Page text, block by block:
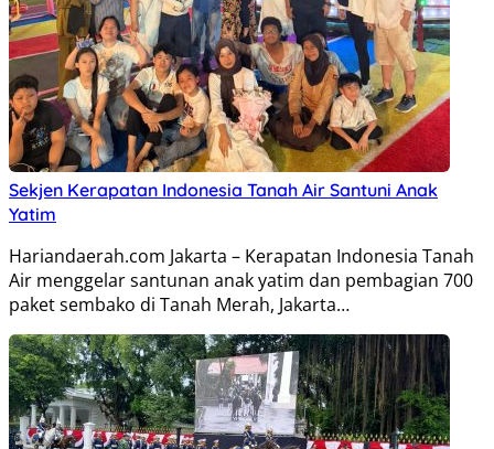
Sekjen Kerapatan Indonesia Tanah Air Santuni Anak
Yatim
Hariandaerah.com Jakarta – Kerapatan Indonesia Tanah
Air menggelar santunan anak yatim dan pembagian 700
paket sembako di Tanah Merah, Jakarta…